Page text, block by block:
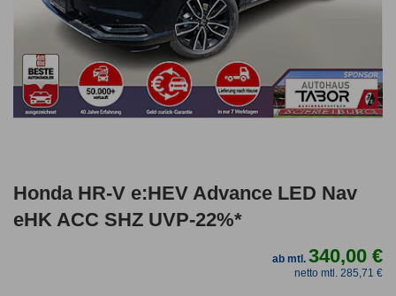
Honda HR-V e:HEV Advance LED Nav
eHK ACC SHZ UVP-22%*
ab mtl.340,00 €
netto mtl. 285,71 €